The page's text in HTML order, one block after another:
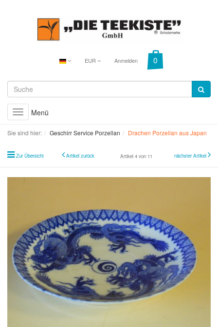
EUR Anmelden
Toggle
navigation
Menü
Sie sind hier: Geschirr Service Porzellan Drachen Porzellan aus Japan
Zur Übersicht Artikel zurück Artikel 4 von 11 nächster Artikel